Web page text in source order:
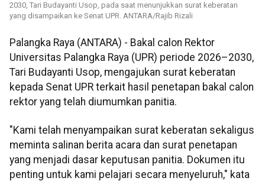
2030, Tari Budayanti Usop, pada saat menunjukkan surat keberatan
yang disampaikan ke Senat UPR. ANTARA/Rajib Rizali
Palangka Raya (ANTARA) - Bakal calon Rektor
Universitas Palangka Raya (UPR) periode 2026–2030,
Tari Budayanti Usop, mengajukan surat keberatan
kepada Senat UPR terkait hasil penetapan bakal calon
rektor yang telah diumumkan panitia.
"Kami telah menyampaikan surat keberatan sekaligus
meminta salinan berita acara dan surat penetapan
yang menjadi dasar keputusan panitia. Dokumen itu
penting untuk kami pelajari secara menyeluruh," kata